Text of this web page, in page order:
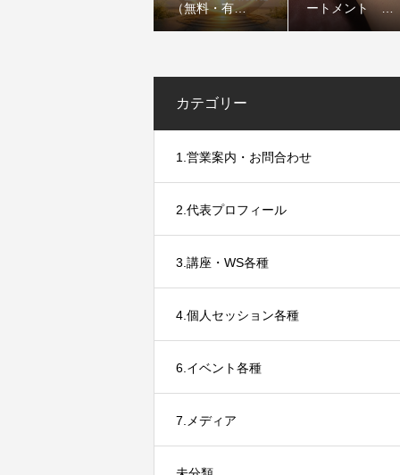
（無料・有
料）：サンクチ
ートメント コ
カテゴリー
1.営業案内・お問合わせ
2.代表プロフィール
3.講座・WS各種
4.個人セッション各種
6.イベント各種
7.メディア